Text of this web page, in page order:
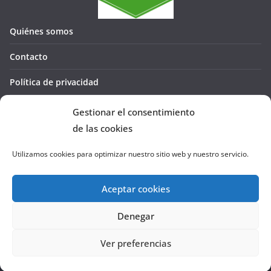
Gestionar el consentimiento
de las cookies
Utilizamos cookies para optimizar nuestro sitio web y nuestro servicio.
Aceptar cookies
Denegar
Ver preferencias
Quiénes somos
Contacto
Política de privacidad
Política de cookies (UE)
La Cañada te GUÍA
reservados.
por ThemeGrill. Funciona con